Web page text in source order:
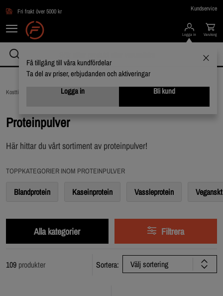
Fri frakt över 5000 kr Kundservice
Logga in
Få tillgång till våra kundfördelar
Ta del av priser, erbjudanden och aktiveringar
Logga in
Bli kund
Varukorg
Kosttillskott / Proteinpulver
Proteinpulver
Här hittar du vårt sortiment av proteinpulver!
TOPPKATEGORIER INOM PROTEINPULVER
Blandprotein Kaseinprotein Vassleprotein
Alla kategorier Filtrera
109 produkter Sortera: Välj sortering